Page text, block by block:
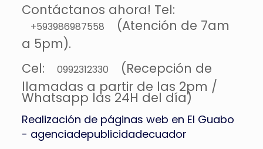
Contáctanos ahora! Tel:
+593986987558
(Atención de 7am
a 5pm).
Cel:
0992312330
(Recepción de
llamadas a partir de las 2pm /
Whatsapp las 24H del día)
Realización de páginas web en El Guabo
- agenciadepublicidadecuador